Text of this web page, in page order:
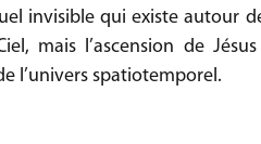
invisible qui existe autour
mais l’ascension de
l’univers spatiotemporel.